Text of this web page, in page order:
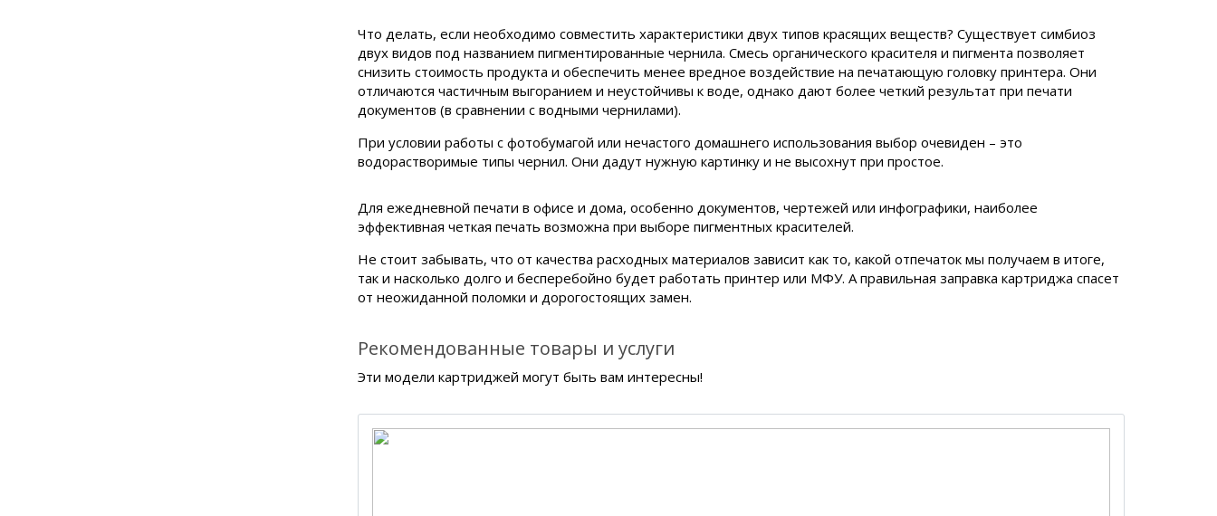
Что делать, если необходимо совместить характеристики двух типов красящих веществ? Существует симбиоз
двух видов под названием пигментированные чернила. Смесь органического красителя и пигмента позволяет
снизить стоимость продукта и обеспечить менее вредное воздействие на печатающую головку принтера. Они
отличаются частичным выгоранием и неустойчивы к воде, однако дают более четкий результат при печати
документов (в сравнении с водными чернилами).
При условии работы с фотобумагой или нечастого домашнего использования выбор очевиден – это
водорастворимые типы чернил. Они дадут нужную картинку и не высохнут при простое.
Для ежедневной печати в офисе и дома, особенно документов, чертежей или инфографики, наиболее
эффективная четкая печать возможна при выборе пигментных красителей.
Не стоит забывать, что от качества расходных материалов зависит как то, какой отпечаток мы получаем в итоге,
так и насколько долго и бесперебойно будет работать принтер или МФУ. А правильная заправка картриджа спасет
от неожиданной поломки и дорогостоящих замен.
Рекомендованные товары и услуги
Эти модели картриджей могут быть вам интересны!